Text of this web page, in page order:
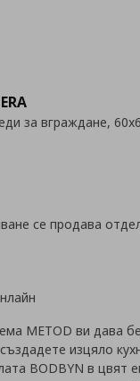
за вграждане,
се продава
METOD ви дава
изцяло
BODBYN в цвят